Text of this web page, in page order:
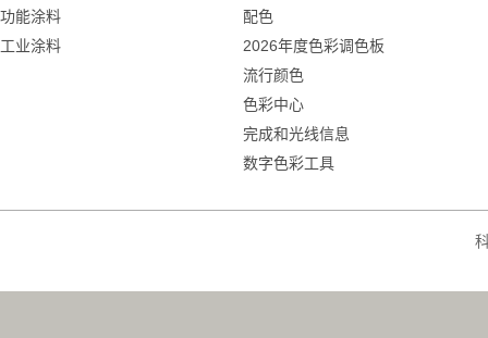
功能涂料
工业涂料
配色
2026年度色彩调色板
流行颜色
色彩中心
完成和光线信息
数字色彩工具